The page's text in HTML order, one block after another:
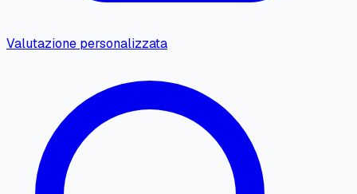
Valutazione personalizzata